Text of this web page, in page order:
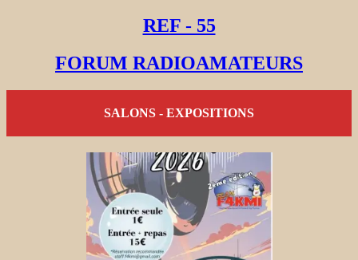
REF - 55
FORUM RADIOAMATEURS
SALONS - EXPOSITIONS